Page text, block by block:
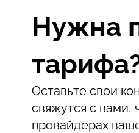
Нужна
Оставьте свои
свяжутся с вами,
провайдерах